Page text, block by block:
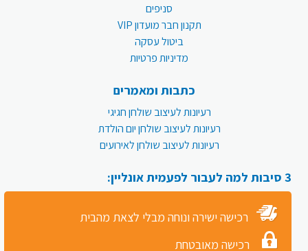
סניפים
תקנון חבר מועדון VIP
ביטול עסקה
מדיניות פרטיות
כתבות ומאמרים
רעיונות לעיצוב שולחן חגיגי
רעיונות לעיצוב שולחן יום הולדת
רעיונות לעיצוב שולחן לאירועים
3 סיבות למה לעבור לפעמית אונליין:
רכישה ישירה ונוחה מבלי לצאת מהבית
רכישה מאובטחת